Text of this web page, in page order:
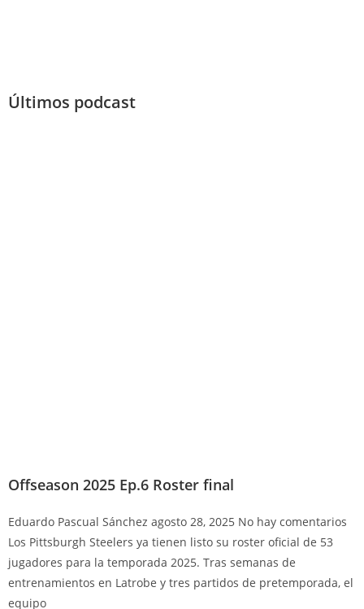
Últimos podcast
Offseason 2025 Ep.6 Roster final
Eduardo Pascual Sánchez agosto 28, 2025 No hay comentarios
Los Pittsburgh Steelers ya tienen listo su roster oficial de 53
jugadores para la temporada 2025. Tras semanas de
entrenamientos en Latrobe y tres partidos de pretemporada, el
equipo